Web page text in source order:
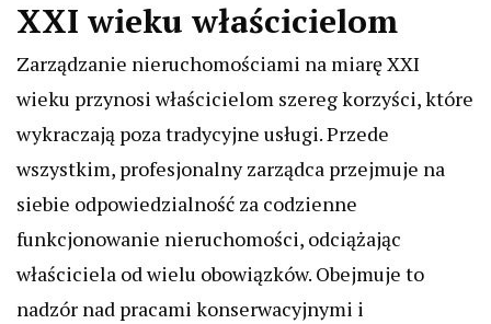
XXI wieku właścicielom
Zarządzanie nieruchomościami na miarę XXI
wieku przynosi właścicielom szereg korzyści, które
wykraczają poza tradycyjne usługi. Przede
wszystkim, profesjonalny zarządca przejmuje na
siebie odpowiedzialność za codzienne
funkcjonowanie nieruchomości, odciążając
właściciela od wielu obowiązków. Obejmuje to
nadzór nad pracami konserwacyjnymi i